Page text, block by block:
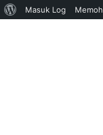
Tentang
Masuk Log